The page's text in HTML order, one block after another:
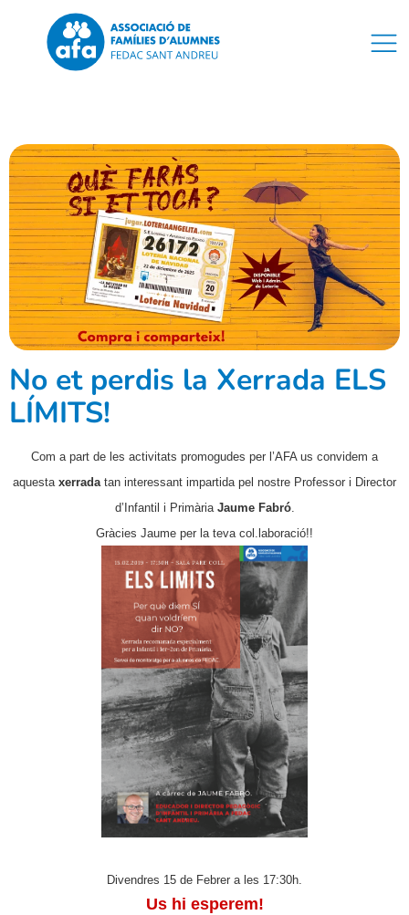
No et perdis la Xerrada ELS
LÍMITS!
Com a part de les activitats promogudes per l’AFA us convidem a
aquesta xerrada tan interessant impartida pel nostre Professor i Director
d’Infantil i PrimàriaJaume Fabró.
Gràcies Jaume per la teva col.laboració!!
Divendres 15 de Febrer a les 17:30h.
Us hi esperem!